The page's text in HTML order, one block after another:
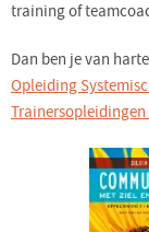
training of
Dan ben je van
Opleiding